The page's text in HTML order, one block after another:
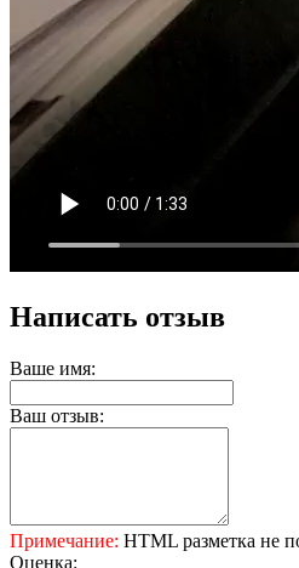
Написать отзыв
Ваше имя:
Ваш отзыв:
Примечание: HTML разметка не
Оценка: